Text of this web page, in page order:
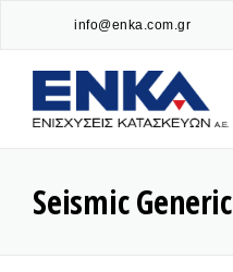
content
info@enka.com.gr
Seismic Generic